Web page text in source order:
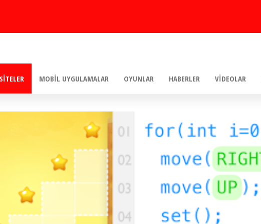
MOBIL UYGULAMALAR OYUNLAR HABERLER VIDEOLAR